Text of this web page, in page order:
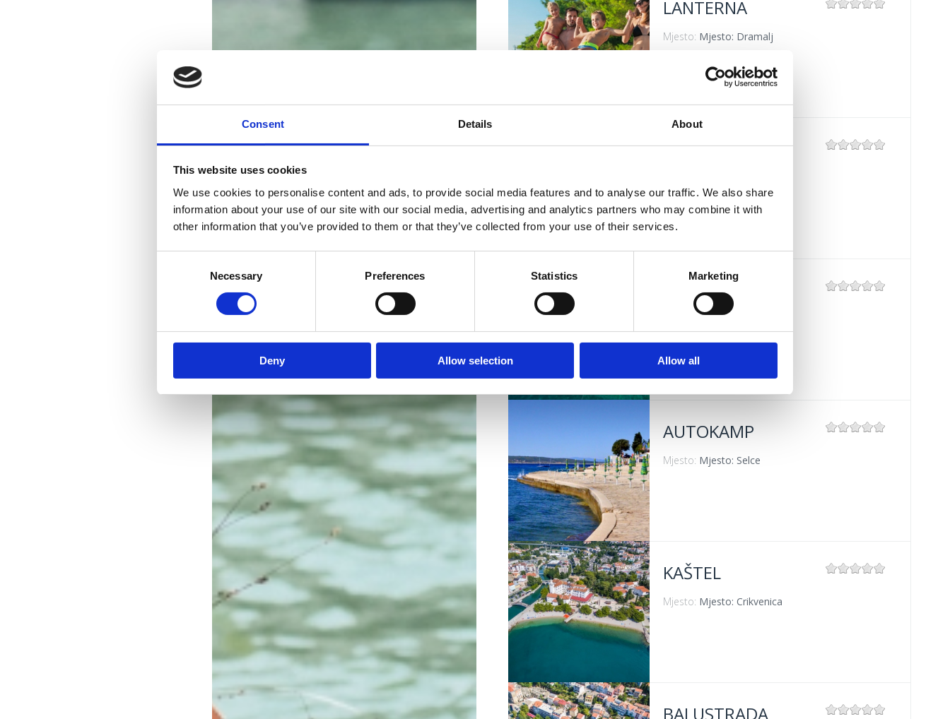
Consent Details About
This website uses cookies
We use cookies to personalise content and ads, to provide social media features and to analyse our traffic. We also share
information about your use of our site with our social media, advertising and analytics partners who may combine it with
other information that you’ve provided to them or that they’ve collected from your use of their services.
Necessary Preferences Statistics Marketing
Deny Allow selection Allow all
LANTERNA
Mjesto: Mjesto: Dramalj
VIŠE INFORMACIJA
BAZENI HOTELA
Mjesto: Mjesto: Selce
POLI MORA
Mjesto: Selce
VIŠE INFORMACIJA
AUTOKAMP
Mjesto: Mjesto: Selce
VIŠE INFORMACIJA
KAŠTEL
Mjesto: Mjesto: Crikvenica
BALUSTRADA